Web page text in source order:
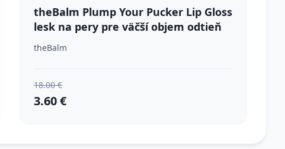
theBalm Plump Your Pucker Lip Gloss
lesk na pery pre väčší objem odtieň
Rodeo Show 2.7 ml
theBalm
18.00 €
3.60 €